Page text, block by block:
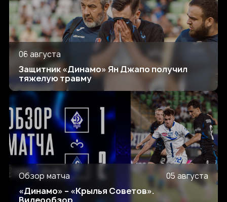
06 августа
Защитник «Динамо» Ян Джапо получил
тяжелую травму
Обзор матча 05 августа
«Динамо» – «Крылья Советов».